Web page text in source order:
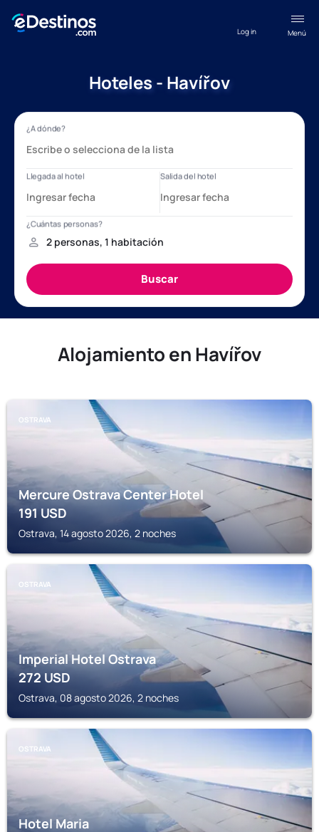
Menú
Log in
Hoteles - Havířov
Alojamiento en Havířov
OSTRAVA
Mercure Ostrava Center Hotel
191USD
Ostrava, 14 agosto 2026, 2 noches
OSTRAVA
Imperial Hotel Ostrava
272USD
Ostrava, 08 agosto 2026, 2 noches
OSTRAVA
Hotel Maria